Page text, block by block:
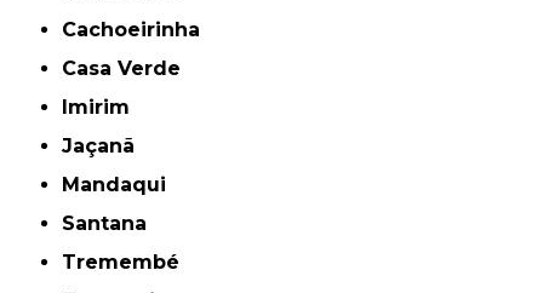
Cachoeirinha
Casa Verde
Imirim
Jaçanã
Mandaqui
Santana
Tremembé